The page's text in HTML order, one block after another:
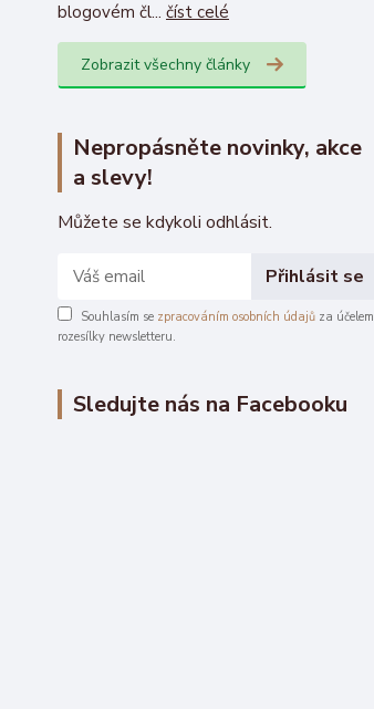
blogovém čl... číst celé
Zobrazit všechny články
Nepropásněte novinky, akce
a slevy!
Můžete se kdykoli odhlásit.
Přihlásit se
Souhlasím se zpracováním osobních údajů za účelem
rozesílky newsletteru.
Sledujte nás na Facebooku